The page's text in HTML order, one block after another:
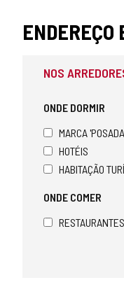
ENDEREÇO
NOS
ONDE DORMIR
MARCA
HOTÉIS
HABITAÇÃO
ONDE COMER
RESTAURANTES